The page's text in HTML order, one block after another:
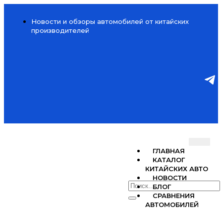
Новости и обзоры автомобилей от китайских
производителей
ГЛАВНАЯ
КАТАЛОГ
КИТАЙСКИХ АВТО
НОВОСТИ
БЛОГ
СРАВНЕНИЯ
АВТОМОБИЛЕЙ